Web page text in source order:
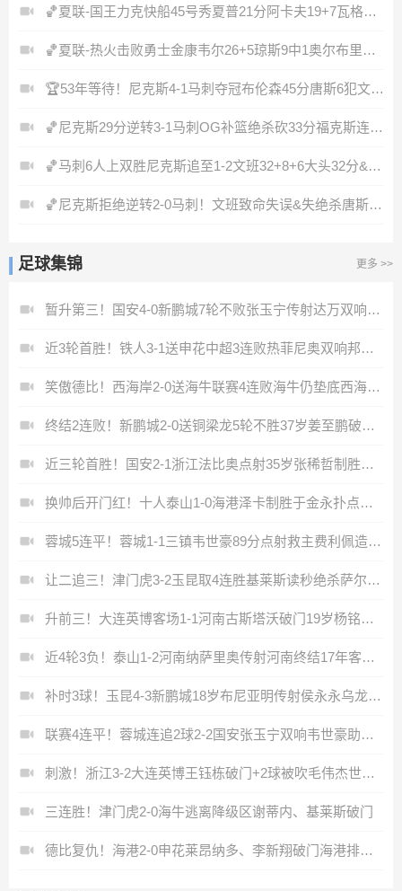
🏀夏联-国王力克快船45号秀夏普21分阿卡夫19+7瓦格勒7中1
🏀夏联-热火击败勇士金康韦尔26+5琼斯9中1奥尔布里奇21+6
🏆53年等待！尼克斯4-1马刺夺冠布伦森45分唐斯6犯文班19+14
🏀尼克斯29分逆转3-1马刺OG补篮绝杀砍33分福克斯连续犯错
🏀马刺6人上双胜尼克斯追至1-2文班32+8+6大头32分&末节12分
🏀尼克斯拒绝逆转2-0马刺！文班致命失误&失绝杀唐斯21+13
足球集锦 更多 >>
暂升第三！国安4-0新鹏城7轮不败张玉宁传射达万双响法比奥破门
近3轮首胜！铁人3-1送申花中超3连败热菲尼奥双响邦本宜裕传射
笑傲德比！西海岸2-0送海牛联赛4连败海牛仍垫底西海岸升至第二
终结2连败！新鹏城2-0送铜梁龙5轮不胜37岁姜至鹏破门韦斯利建功
近三轮首胜！国安2-1浙江法比奥点射35岁张稀哲制胜王钰栋送助攻
换帅后开门红！十人泰山1-0海港泽卡制胜于金永扑点海港三球被吹
蓉城5连平！蓉城1-1三镇韦世豪89分点射救主费利佩造点李昂破门
让二追三！津门虎3-2玉昆取4连胜基莱斯读秒绝杀萨尔瓦多破门
升前三！大连英博客场1-1河南古斯塔沃破门19岁杨铭锐替补扳平
近4轮3负！泰山1-2河南纳萨里奥传射河南终结17年客场不胜泰山
补时3球！玉昆4-3新鹏城18岁布尼亚明传射侯永永乌龙卡约绝杀
联赛4连平！蓉城连追2球2-2国安张玉宁双响韦世豪助攻索罗金绝平
刺激！浙江3-2大连英博王钰栋破门+2球被吹毛伟杰世界波难救主
三连胜！津门虎2-0海牛逃离降级区谢蒂内、基莱斯破门
德比复仇！海港2-0申花莱昂纳多、李新翔破门海港排名反超申花